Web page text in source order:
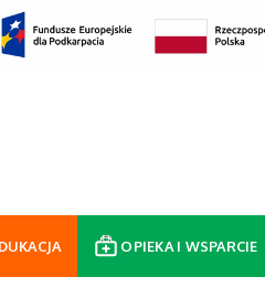
OPIEKA I WSPARCIE